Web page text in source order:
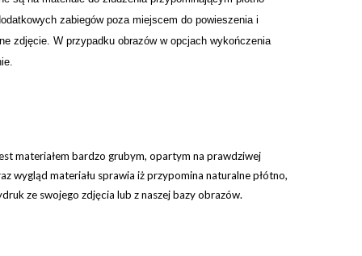
zabiegów poza miejscem do powieszenia i
zdjęcie. W przypadku obrazów w opcjach wykończenia
materiałem bardzo grubym, opartym na prawdziwej
wygląd materiału sprawia iż przypomina naturalne płótno,
ze swojego zdjęcia lub z naszej bazy obrazów.